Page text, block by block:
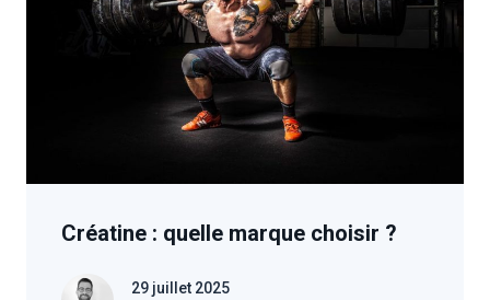
Créatine : quelle marque choisir ?
29 juillet 2025